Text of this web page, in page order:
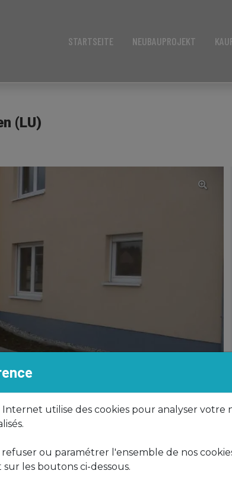
STARTSEITE NEUBAUPROJEKT
(LU)
utilise des cookies pour analyser votre
ou paramétrer l'ensemble de nos
les boutons ci-dessous.